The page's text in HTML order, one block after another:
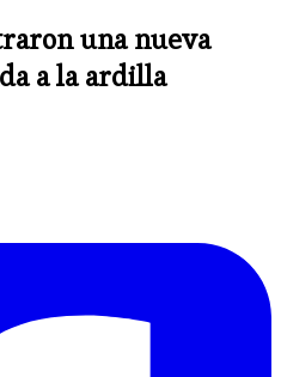
una nueva
a la ardilla